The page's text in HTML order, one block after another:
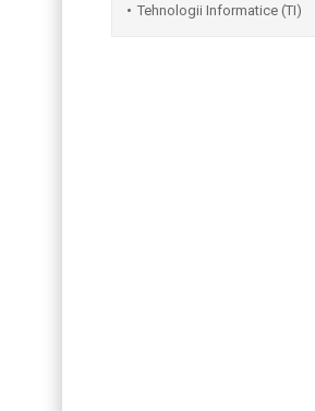
Tehnologii Informatice (TI)